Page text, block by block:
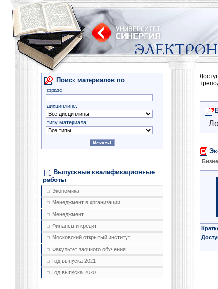
Поиск материалов по
фразе:
дисциплине:
типу материала:
Выпускные квалификационные
работы
Экономика
Менеджмент в организации
Менеджмент
Финансы и кредит
Московский открытый институт
Факультет заочного обучения
Год выпуска 2021
Год выпуска 2020